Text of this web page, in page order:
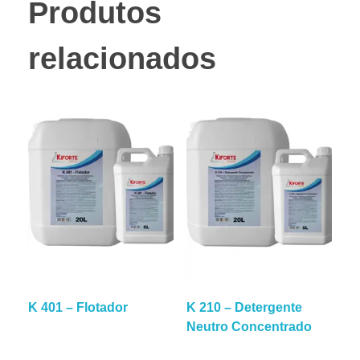
Produtos
relacionados
K 401 – Flotador
K 210 – Detergente
Neutro Concentrado